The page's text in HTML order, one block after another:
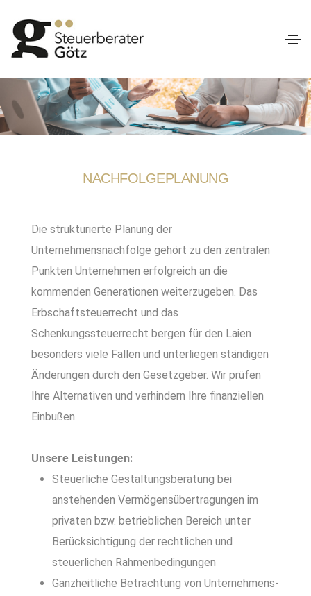
NACHFOLGEPLANUNG
Die strukturierte Planung der
Unternehmensnachfolge gehört zu den zentralen
Punkten Unternehmen erfolgreich an die
kommenden Generationen weiterzugeben. Das
Erbschaftsteuerrecht und das
Schenkungssteuerrecht bergen für den Laien
besonders viele Fallen und unterliegen ständigen
Änderungen durch den Gesetzgeber. Wir prüfen
Ihre Alternativen und verhindern Ihre finanziellen
Einbußen.
Unsere Leistungen:
Steuerliche Gestaltungsberatung bei
anstehenden Vermögensübertragungen im
privaten bzw. betrieblichen Bereich unter
Berücksichtigung der rechtlichen und
steuerlichen Rahmenbedingungen
Ganzheitliche Betrachtung von Unternehmens-